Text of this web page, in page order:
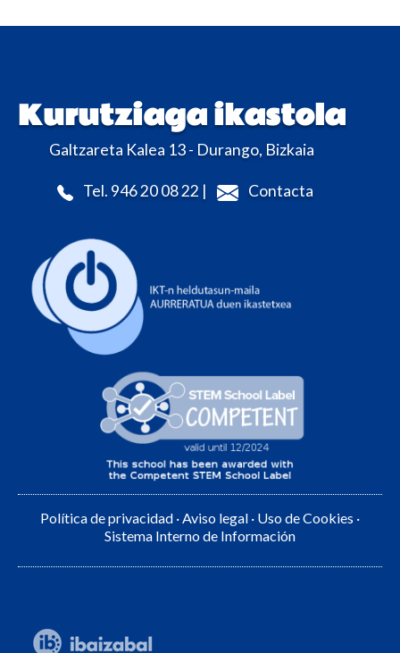
Kurutziaga ikastola
Galtzareta Kalea 13 - Durango, Bizkaia
Tel. 946 20 08 22 | Contacta
Política de privacidad ·Aviso legal · Uso de Cookies ·
Sistema Interno de Información